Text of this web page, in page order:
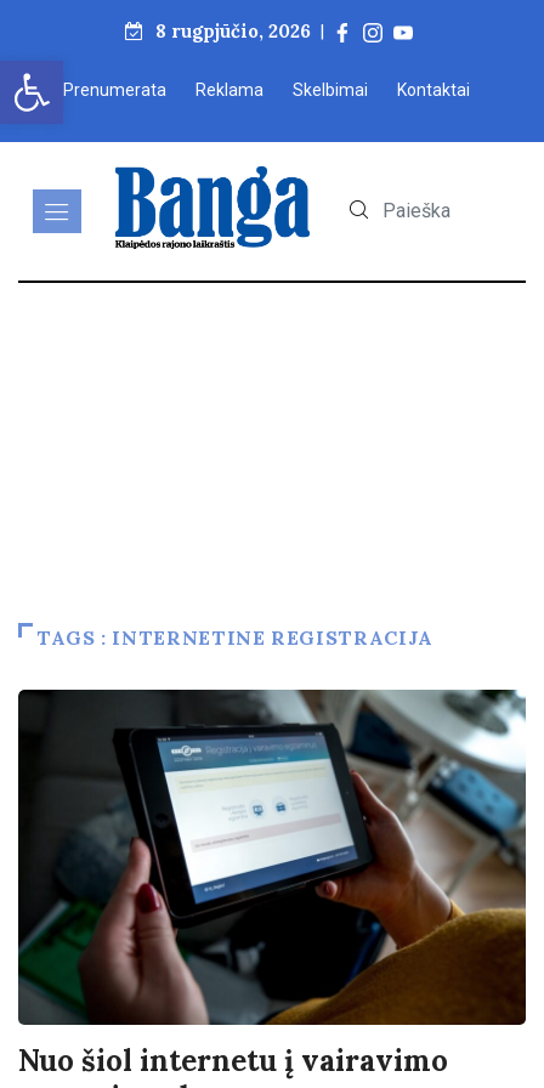
Open toolbar
8 rugpjūčio, 2026 |
Prenumerata Reklama Skelbimai Kontaktai
TAGS : INTERNETINE REGISTRACIJA
Nuo šiol internetu į vairavimo